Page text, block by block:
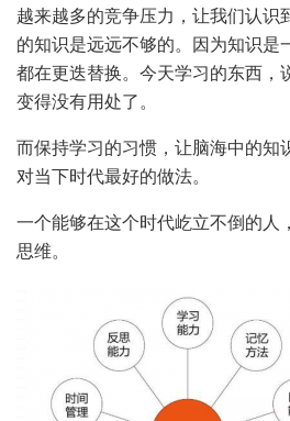
越来越多的竞争压力，让我们认识
的知识是远远不够的。因为知识是
都在更迭替换。今天学习的东西，
变得没有用处了。
而保持学习的习惯，让脑海中的知
对当下时代最好的做法。
一个能够在这个时代屹立不倒的人
思维。